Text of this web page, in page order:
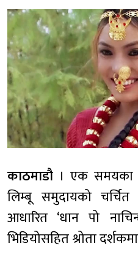
काठमाडौ । एक समयका
लिम्बू समुदायको चर्चित
आधारित ‘धान पो
भिडियोसहित श्रोता